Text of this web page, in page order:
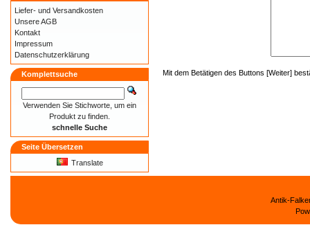
Mit dem Betätigen des Buttons [Weiter]
Liefer- und Versandkosten
Unsere AGB
Kontakt
Impressum
Datenschutzerklärung
Komplettsuche
Verwenden Sie Stichworte, um ein
Produkt zu finden.
schnelle Suche
Seite Übersetzen
Translate
Antik-